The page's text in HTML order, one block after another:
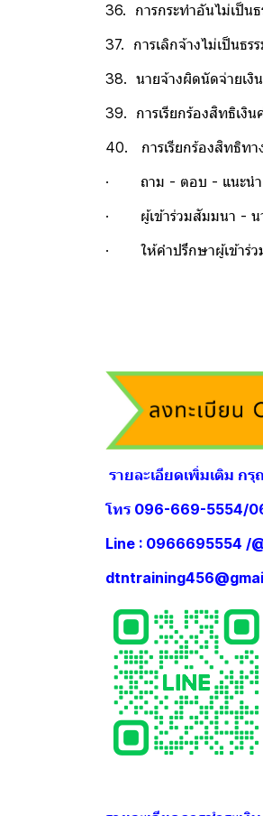
36. การกระทำอันไม่เป็น
37. การเลิกจ้างไม่เป็นธร
38. นายจ้างผิดนัดจ่ายเงิ
39. การเรียกร้องสิทธิเงิน
40. การเรียกร้องสิทธิทา
· ถาม - ตอบ - แนะนำ
· ผู้เข้าร่วมสัมมนา - นา
· ให้คำปรึกษาผู้เข้าร่ว
รายละเอียดเพิ่มเติม ก
โทร 096-669-5554/
Line : 0966695554 /